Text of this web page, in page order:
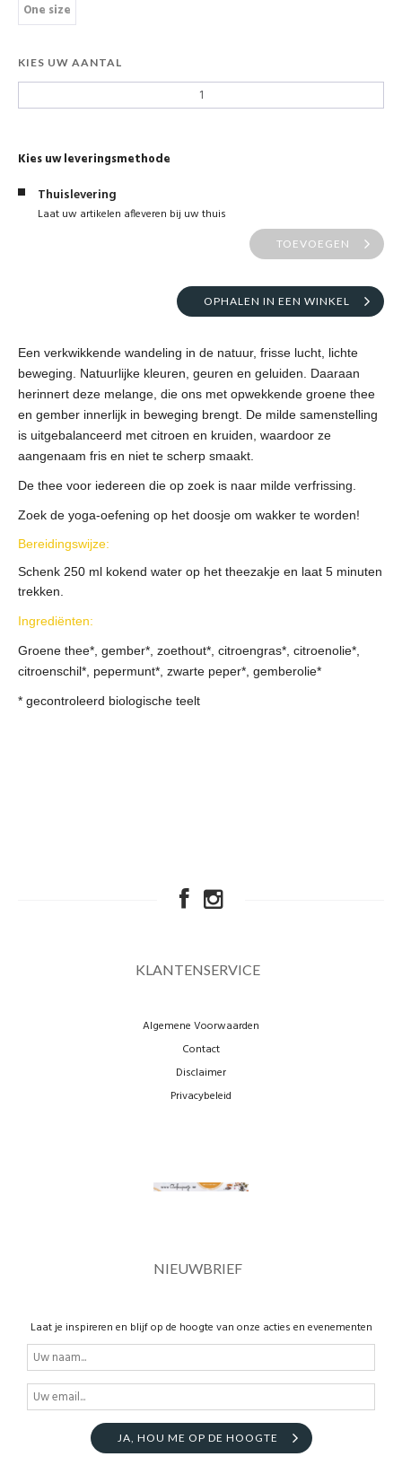
One size
KIES UW AANTAL
Kies uw leveringsmethode
Thuislevering
Laat uw artikelen afleveren bij uw thuis
TOEVOEGEN
OPHALEN IN EEN WINKEL
Een verkwikkende wandeling in de natuur, frisse lucht, lichte
beweging. Natuurlijke kleuren, geuren en geluiden. Daaraan
herinnert deze melange, die ons met opwekkende groene thee
en gember innerlijk in beweging brengt. De milde samenstelling
is uitgebalanceerd met citroen en kruiden, waardoor ze
aangenaam fris en niet te scherp smaakt.
De thee voor iedereen die op zoek is naar milde verfrissing.
Zoek de yoga-oefening op het doosje om wakker te worden!
Bereidingswijze:
Schenk 250 ml kokend water op het theezakje en laat 5 minuten
trekken.
Ingrediënten:
Groene thee*, gember*, zoethout*, citroengras*, citroenolie*,
citroenschil*, pepermunt*, zwarte peper*, gemberolie*
* gecontroleerd biologische teelt
KLANTENSERVICE
Algemene Voorwaarden
Contact
Disclaimer
Privacybeleid
NIEUWBRIEF
Laat je inspireren en blijf op de hoogte van onze acties en evenementen
JA, HOU ME OP DE HOOGTE